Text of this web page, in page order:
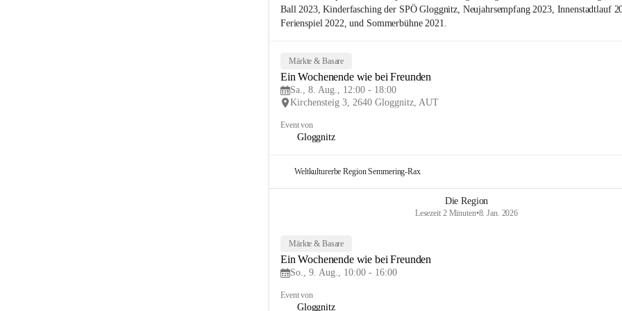
Ball 2023, Kinderfasching der SPÖ Gloggnitz, Neujahrsempfang 2023, Innenstadtlauf
Ferienspiel 2022, und Sommerbühne 2021.
Märkte & Basare
Ein Wochenende wie bei Freunden
Sa., 8. Aug., 12:00 - 18:00
Kirchensteig 3, 2640 Gloggnitz, AUT
Event von
Gloggnitz
Weltkulturerbe Region Semmering-Rax
Die Region
Lesezeit 2 Minuten•8. Jan. 2026
Märkte & Basare
Ein Wochenende wie bei Freunden
So., 9. Aug., 10:00 - 16:00
Event von
Gloggnitz